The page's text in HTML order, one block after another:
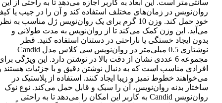
سانتی‌متر است. این ابعاد به کاربر اجازه می‌دهد تا به راحتی از این
روان‌نویس در زمان‌های مختلف استفاده کند و آن را در جیب یا
خود حمل کند. وزن 10 گرم برای یک روان‌نویس ژل مناسب به
می‌آید. این وزن کمک می‌کند تا از روان‌نویس به مدت طولانی و
بدون ایجاد خستگی یا ناراحتی در دستتان استفاده کنید. قطر
نوشتاری 0.5 میلی‌متر در روان‌نویس سی کلاس مدل Candid
مجموعه 6 عددی نشان از دقت بالا در نوشتن دارد. این ویژگی
افرادی مناسب است که به دنبال نوشتن دقیق و با جزئیات هستند
می‌خواهند خطوط تمیز و زیبا ایجاد کنند. استفاده از پلاستیک در
ساختار بدنه روان‌نویس، آن را سبک و قابل حمل می‌کند. نوع نوک
روان‌نویس Candid به کاربر این امکان را می‌دهد تا به راحتی